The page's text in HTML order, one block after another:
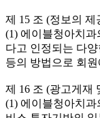
제 15 조 (정보의 제
(1) 에이블청아치
다고 인정되는 다
등의 방법으로 회
제 16 조 (광고게재
(1) 에이블청아치